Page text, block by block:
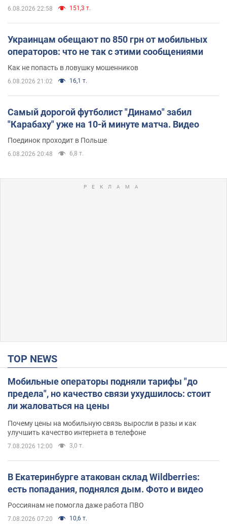
6.08.2026 22:58 151,3 т.
Украинцам обещают по 850 грн от мобильных
операторов: что не так с этими сообщениями
Как не попасть в ловушку мошенников
6.08.2026 21:02 16,1 т.
Самый дорогой футболист "Динамо" забил
"Карабаху" уже на 10-й минуте матча. Видео
Поединок проходит в Польше
6.08.2026 20:48 6,8 т.
TOP NEWS
Мобильные операторы подняли тарифы "до
предела", но качество связи ухудшилось: стоит
ли жаловаться на цены
Почему цены на мобильную связь выросли в разы и как
улучшить качество интернета в телефоне
7.08.2026 12:00 3,0 т.
В Екатеринбурге атакован склад Wildberries:
есть попадания, поднялся дым. Фото и видео
Россиянам не помогла даже работа ПВО
7.08.2026 07:20 10,6 т.